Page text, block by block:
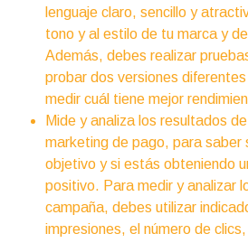
lenguaje claro, sencillo y
tono y al estilo de tu marca y
Además, debes realizar
probar dos versiones
medir cuál tiene mejor
Mide y analiza los resultados
marketing de pago, para saber
objetivo y si estás obteniendo
positivo. Para medir y analizar
campaña, debes utilizar
impresiones, el número de